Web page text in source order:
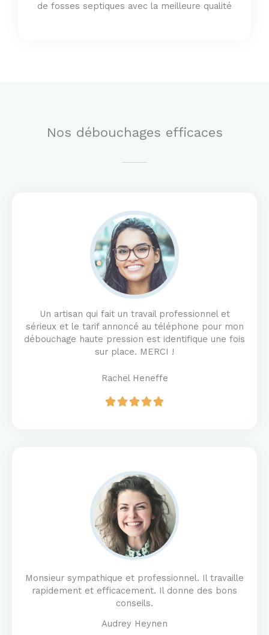
de fosses septiques avec la meilleure qualité
Nos débouchages efficaces
Un artisan qui fait un travail professionnel et
sérieux et le tarif annoncé au téléphone pour mon
débouchage haute pression est identifique une fois
sur place. MERCI !
Rachel Heneffe
R
u
t
o
f
5
Monsieur sympathique et professionnel. Il travaille
rapidement et efficacement. Il donne des bons
conseils.
Audrey Heynen